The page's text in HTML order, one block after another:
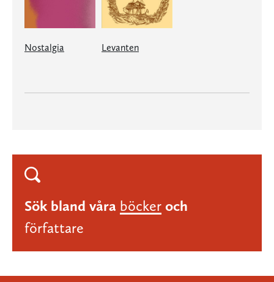
Nostalgia Levanten
Sök bland våra böcker och
författare